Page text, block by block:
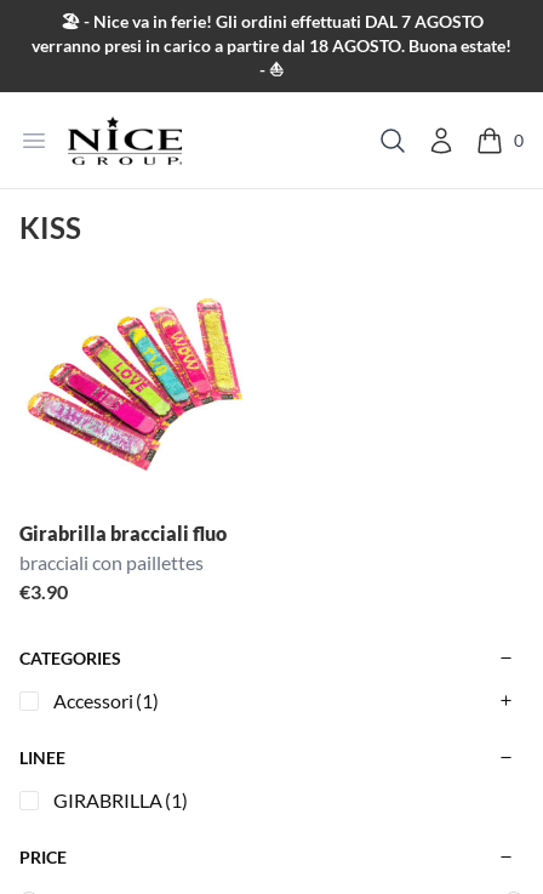
Salta al contenuto
🏖️ - Nice va in ferie! Gli ordini effettuati DAL 7 AGOSTO
verranno presi in carico a partire dal 18 AGOSTO. Buona estate!
- ⛵
Apri menu
Cerca
0
KISS
Girabrilla bracciali fluo
bracciali con paillettes
€3.90
CATEGORIES
Accessori (1)
LINEE
GIRABRILLA(1)
PRICE